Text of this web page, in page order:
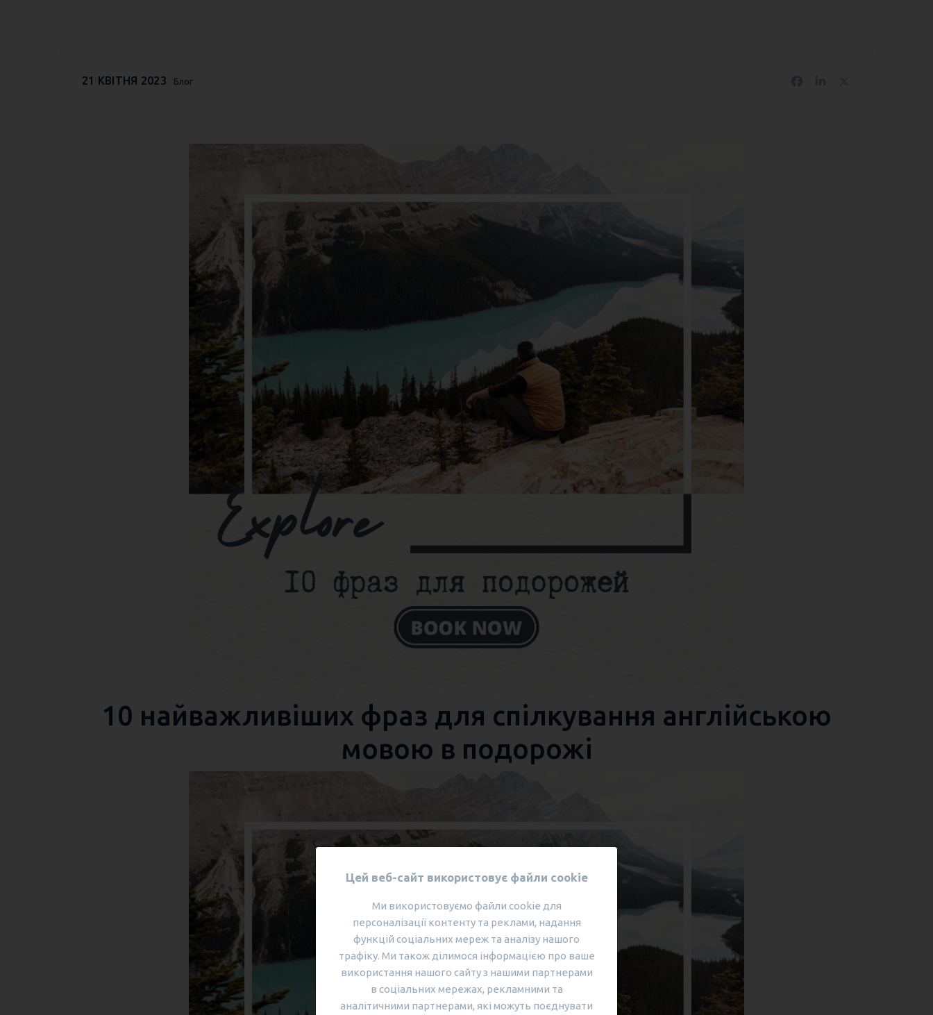
Блог
21 КВІТНЯ 2023
10 найважливіших фраз для спілкування англійською
мовою в подорожі
Цей веб-сайт використовує файли cookie
Ми використовуємо файли cookie для
персоналізації контенту та реклами, надання
функцій соціальних мереж та аналізу нашого
трафіку. Ми також ділимося інформацією про ваше
використання нашого сайту з нашими партнерами
в соціальних мережах, рекламними та
аналітичними партнерами, які можуть поєднувати